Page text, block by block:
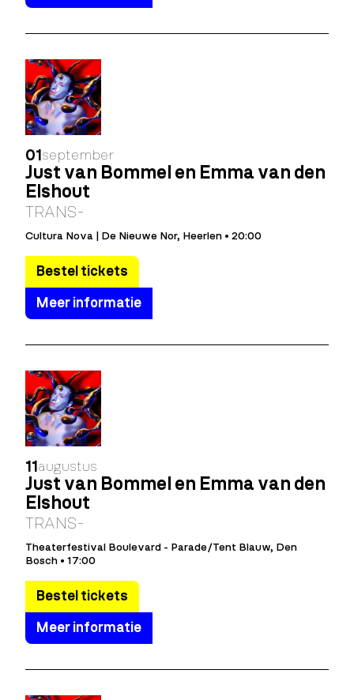
01 september
Just van Bommel en Emma van den
Elshout
TRANS-
Cultura Nova | De Nieuwe Nor, Heerlen • 20:00
Bestel tickets
Meer informatie
11 augustus
Just van Bommel en Emma van den
Elshout
TRANS-
Theaterfestival Boulevard - Parade/Tent Blauw, Den
Bosch • 17:00
Bestel tickets
Meer informatie